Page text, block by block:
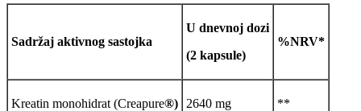
Sadržaj aktivnog sastojka
U dnevnoj dozi
(2 kapsule)
%NRV*
Kreatin monohidrat (Creapure®)
2640 mg
**